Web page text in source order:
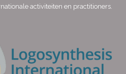
activiteiten en practitioners.